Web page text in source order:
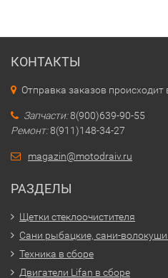
КОНТАКТЫ
Отправка заказов происходит
Запчасти:8(900)639-90-55
Ремонт:8(911)148-34-27
magazin@motodraiv.ru
РАЗДЕЛЫ
Щетки стеклоочистителя
Сани рыбацкие, сани-
Техника в сборе
Двигатели Lifan в сборе